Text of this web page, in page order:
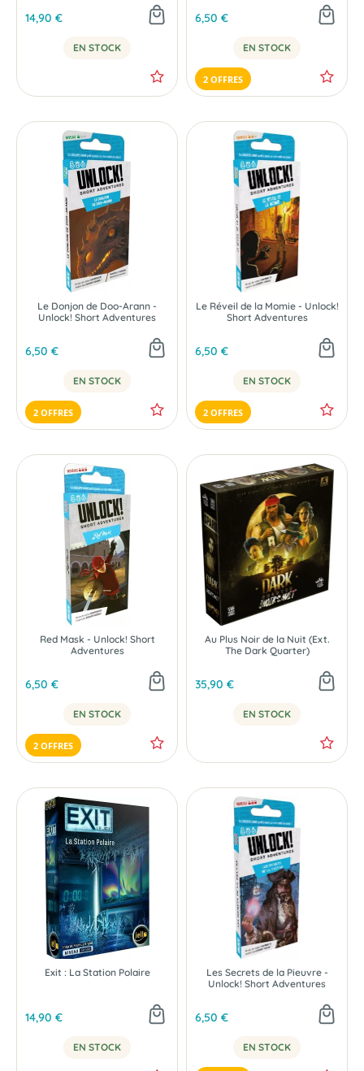
14,90 €
EN STOCK
6,50 €
EN STOCK
2 OFFRES
Le Donjon de Doo-Arann -
Unlock! Short Adventures
6,50 €
EN STOCK
2 OFFRES
Le Réveil de la Momie - Unlock!
Short Adventures
6,50 €
EN STOCK
2 OFFRES
Red Mask - Unlock! Short
Adventures
6,50 €
EN STOCK
2 OFFRES
Au Plus Noir de la Nuit (Ext.
The Dark Quarter)
35,90 €
EN STOCK
Exit : La Station Polaire
14,90 €
EN STOCK
Les Secrets de la Pieuvre -
Unlock! Short Adventures
6,50 €
EN STOCK